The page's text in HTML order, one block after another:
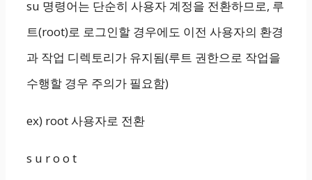
su 명령어는 단순히 사용자 계정을 전환하므로, 루
트(root)로 로그인할 경우에도 이전 사용자의 환경
과 작업 디렉토리가 유지됨(루트 권한으로 작업을
수행할 경우 주의가 필요함)
ex) root 사용자로 전환
s u r o o t